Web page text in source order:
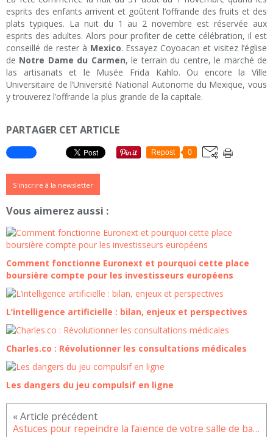
esprits des enfants arrivent et goûtent l’offrande des fruits et des
plats typiques. La nuit du 1 au 2 novembre est réservée aux
esprits des adultes. Alors pour profiter de cette célébration, il est
conseillé de rester à Mexico. Essayez Coyoacan et visitez l’église
de Notre Dame du Carmen, le terrain du centre, le marché de
las artisanats et le Musée Frida Kahlo. Ou encore la Ville
Universitaire de l’Université National Autonome du Mexique, vous
y trouverez l’offrande la plus grande de la capitale.
PARTAGER CET ARTICLE
Repost 0
S'inscrire à la newsletter
Vous aimerez aussi :
Comment fonctionne Euronext et pourquoi cette place
boursière compte pour les investisseurs européens
L’intelligence artificielle : bilan, enjeux et perspectives
Charles.co : Révolutionner les consultations médicales
Les dangers du jeu compulsif en ligne
Astuces pour repeindre la faïence de votre salle de bain